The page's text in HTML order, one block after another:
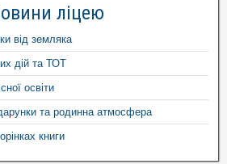
ліцею
від земляка
дій та ТОТ
освіти
та родинна атмосфера
книги